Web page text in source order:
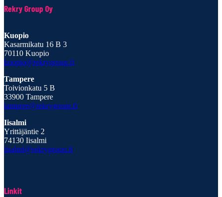
Rekry Group Oy
Kuopio
Kasarmikatu 16 B 3
70110 Kuopio
kuopio@rekrygroup.fi
Tampere
Toivionkatu 5 B
33900 Tampere
tampere@rekrygroup.fi
Iisalmi
Yrittäjäntie 2
74130 Iisalmi
iisalmi@rekrygroup.fi
Linkit